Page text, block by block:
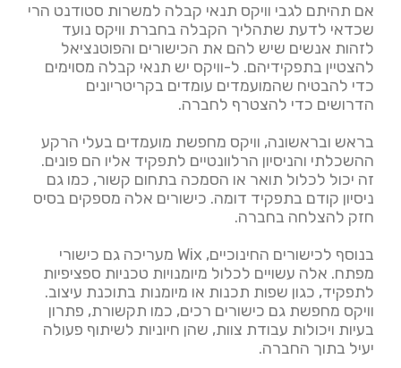
אם תהיתם לגבי וויקס תנאי קבלה למשרות סטודנט הרי
שכדאי לדעת שתהליך הקבלה בחברת וויקס נועד
לזהות אנשים שיש להם את הכישורים והפוטנציאל
להצטיין בתפקידיהם. ל-וויקס יש תנאי קבלה מסוימים
כדי להבטיח שהמועמדים עומדים בקריטריונים
הדרושים כדי להצטרף לחברה.
בראש ובראשונה, וויקס מחפשת מועמדים בעלי הרקע
ההשכלתי והניסיון הרלוונטיים לתפקיד אליו הם פונים.
זה יכול לכלול תואר או הסמכה בתחום קשור, כמו גם
ניסיון קודם בתפקיד דומה. כישורים אלה מספקים בסיס
חזק להצלחה בחברה.
בנוסף לכישורים החינוכיים, Wix מעריכה גם כישורי
מפתח. אלה עשויים לכלול מיומנויות טכניות ספציפיות
לתפקיד, כגון שפות תכנות או מיומנות בתוכנת עיצוב.
וויקס מחפשת גם כישורים רכים, כמו תקשורת, פתרון
בעיות ויכולות עבודת צוות, שהן חיוניות לשיתוף פעולה
יעיל בתוך החברה.